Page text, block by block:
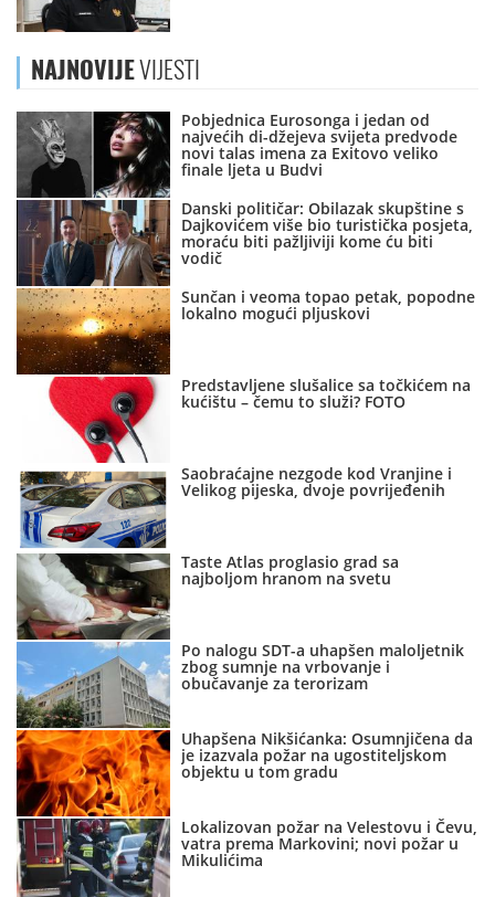
NAJNOVIJEVIJESTI
Pobjednica Eurosonga i jedan od
najvećih di-džejeva svijeta predvode
novi talas imena za Exitovo veliko
finale ljeta u Budvi
Danski političar: Obilazak skupštine s
Dajkovićem više bio turistička posjeta,
moraću biti pažljiviji kome ću biti
vodič
Sunčan i veoma topao petak, popodne
lokalno mogući pljuskovi
Predstavljene slušalice sa točkićem na
kućištu – čemu to služi? FOTO
Saobraćajne nezgode kod Vranjine i
Velikog pijeska, dvoje povrijeđenih
Taste Atlas proglasio grad sa
najboljom hranom na svetu
Po nalogu SDT-a uhapšen maloljetnik
zbog sumnje na vrbovanje i
obučavanje za terorizam
Uhapšena Nikšićanka: Osumnjičena da
je izazvala požar na ugostiteljskom
objektu u tom gradu
Lokalizovan požar na Velestovu i Čevu,
vatra prema Markovini; novi požar u
Mikulićima